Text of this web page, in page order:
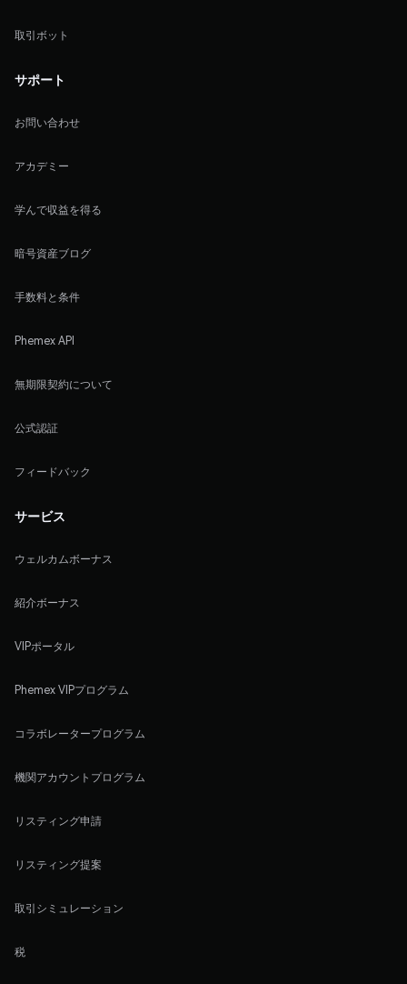
取引ボット
サポート
お問い合わせ
アカデミー
学んで収益を得る
暗号資産ブログ
手数料と条件
Phemex API
無期限契約について
公式認証
フィードバック
サービス
ウェルカムボーナス
紹介ボーナス
VIPポータル
Phemex VIPプログラム
コラボレータープログラム
機関アカウントプログラム
リスティング申請
リスティング提案
取引シミュレーション
税